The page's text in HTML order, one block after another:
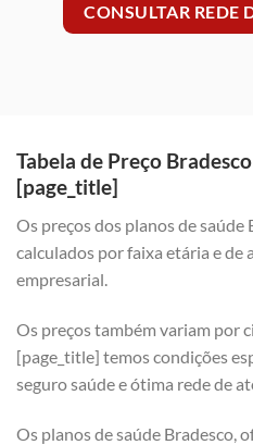
CONSULTAR REDE
Tabela de Preço
[page_title]
Os preços dos planos de saúde
calculados por faixa etária e de
empresarial.
Os preços também variam por
[page_title] temos condições
seguro saúde e ótima rede de
Os planos de saúde Bradesco,